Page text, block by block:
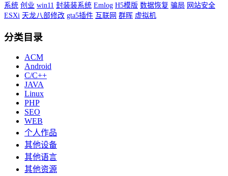
系统 创业 win11 封装装系统 Emlog H5模版 数据恢复 骗局 网站安全
ESXi 天龙八部修改 gta5插件 互联网 群晖 虚拟机
分类目录
ACM
Android
C/C++
JAVA
Linux
PHP
SEO
WEB
个人作品
其他设备
其他语言
其他资源